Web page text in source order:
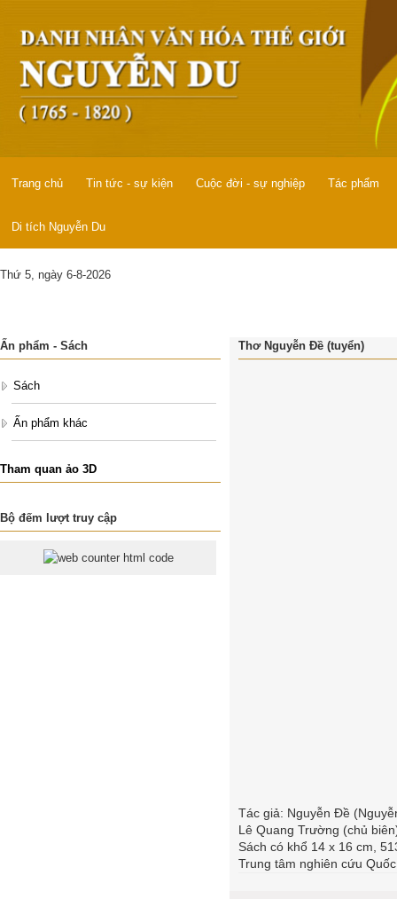
Trang chủ Tin tức - sự kiện Cuộc đời - sự nghiệp Tác phẩm
Di tích Nguyễn Du
Thứ 5, ngày 6-8-2026
Ấn phẩm - Sách
Sách
Ấn phẩm khác
Tham quan ảo 3D
Bộ đếm lượt truy cập
Thơ Nguyễn Đề (tuyển)
Tác giả: Nguyễn Đề
Lê Quang Trường (chủ
Sách có khổ 14 x 16 cm,
Trung tâm nghiên cứu